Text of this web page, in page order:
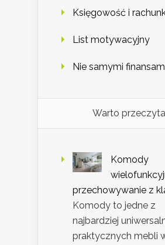
Księgowość i
List motywacyjny
Nie samymi
Warto
Komody
przechowywanie z
Komody to jedne z
najbardziej
praktycznych mebli